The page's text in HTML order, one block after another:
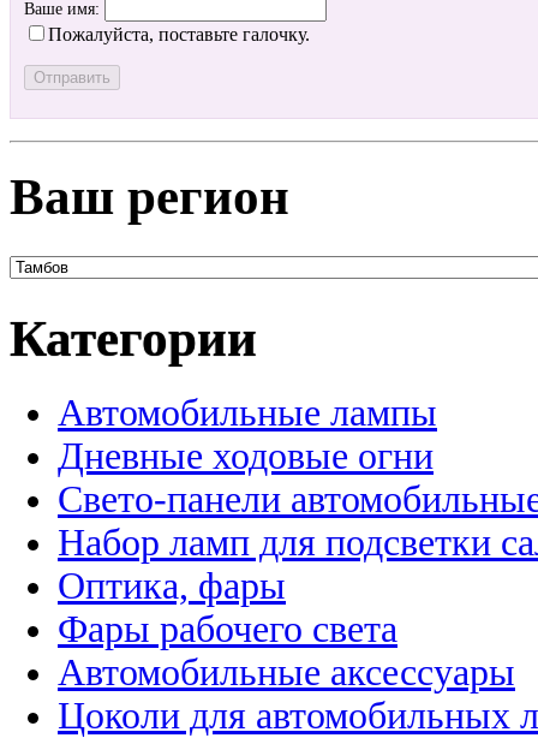
Ваше имя:
Пожалуйста, поставьте галочку.
Ваш регион
Категории
Автомобильные лампы
Дневные ходовые огни
Свето-панели
Набор ламп для подсветки
Оптика, фары
Фары рабочего света
Автомобильные аксессуары
Цоколи для автомобильных